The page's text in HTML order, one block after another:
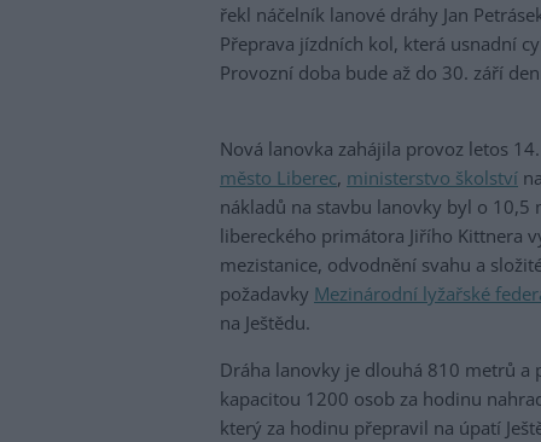
řekl náčelník lanové dráhy Jan
Přeprava jízdních kol, která usnadní
Provozní doba bude až do 30. září
Nová lanovka zahájila provoz letos
město Liberec, ministerstvo školství
nákladů na stavbu lanovky byl o
libereckého primátora Jiřího Kittnera
mezistanice, odvodnění svahu a
požadavky Mezinárodní lyžařské
na Ještědu.
Dráha lanovky je dlouhá 810 metrů a
kapacitou 1200 osob za hodinu
který za hodinu přepravil na úpatí